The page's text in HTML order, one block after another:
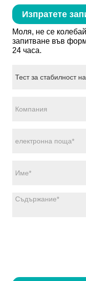
Изпратете
Моля, не се
запитване във
24 часа.